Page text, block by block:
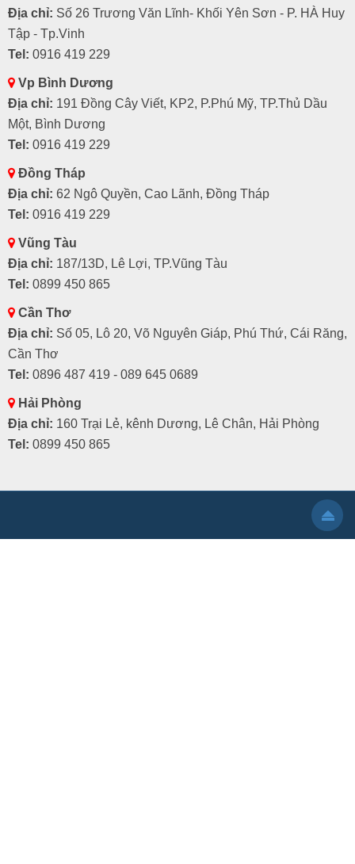
Địa chỉ: Số 26 Trương Văn Lĩnh- Khối Yên Sơn - P. HÀ Huy
Tập - Tp.Vinh
Tel: 0916 419 229
Vp Bình Dương
Địa chỉ: 191 Đồng Cây Viết, KP2, P.Phú Mỹ, TP.Thủ Dầu
Một, Bình Dương
Tel: 0916 419 229
Đồng Tháp
Địa chỉ: 62 Ngô Quyền, Cao Lãnh, Đồng Tháp
Tel: 0916 419 229
Vũng Tàu
Địa chỉ: 187/13D, Lê Lợi, TP.Vũng Tàu
Tel: 0899 450 865
Cần Thơ
Địa chỉ: Số 05, Lô 20, Võ Nguyên Giáp, Phú Thứ, Cái Răng,
Cần Thơ
Tel: 0896 487 419 - 089 645 0689
Hải Phòng
Địa chỉ: 160 Trại Lẻ, kênh Dương, Lê Chân, Hải Phòng
Tel: 0899 450 865